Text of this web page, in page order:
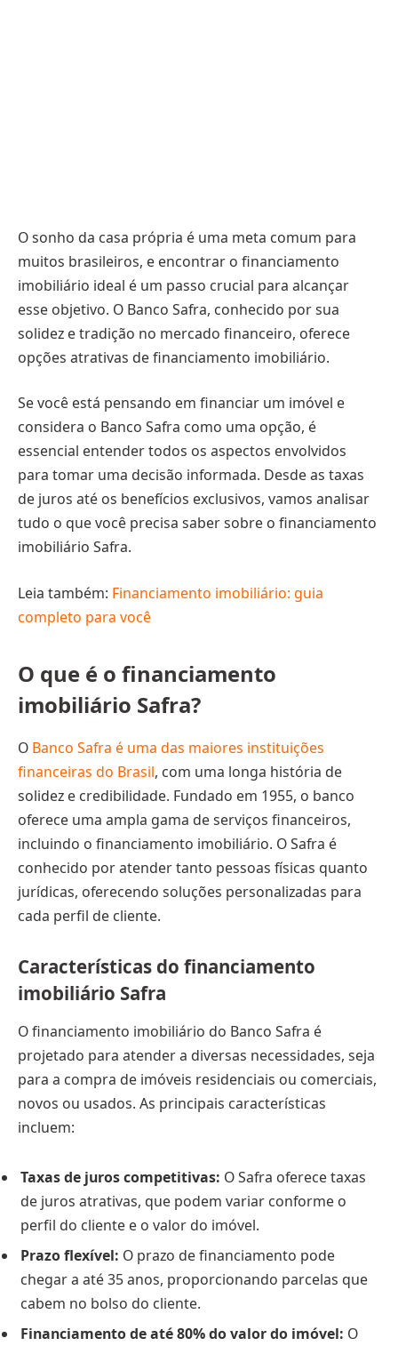
O sonho da casa própria é uma meta comum para
muitos brasileiros, e encontrar o financiamento
imobiliário ideal é um passo crucial para alcançar
esse objetivo. O Banco Safra, conhecido por sua
solidez e tradição no mercado financeiro, oferece
opções atrativas de financiamento imobiliário.
Se você está pensando em financiar um imóvel e
considera o Banco Safra como uma opção, é
essencial entender todos os aspectos envolvidos
para tomar uma decisão informada. Desde as taxas
de juros até os benefícios exclusivos, vamos analisar
tudo o que você precisa saber sobre o financiamento
imobiliário Safra.
Leia também: Financiamento imobiliário: guia
completo para você
O que é o financiamento
imobiliário Safra?
O Banco Safra é uma das maiores instituições
financeiras do Brasil, com uma longa história de
solidez e credibilidade. Fundado em 1955, o banco
oferece uma ampla gama de serviços financeiros,
incluindo o financiamento imobiliário. O Safra é
conhecido por atender tanto pessoas físicas quanto
jurídicas, oferecendo soluções personalizadas para
cada perfil de cliente.
Características do financiamento
imobiliário Safra
O financiamento imobiliário do Banco Safra é
projetado para atender a diversas necessidades, seja
para a compra de imóveis residenciais ou comerciais,
novos ou usados. As principais características
incluem:
Taxas de juros competitivas: O Safra oferece taxas
de juros atrativas, que podem variar conforme o
perfil do cliente e o valor do imóvel.
Prazo flexível: O prazo de financiamento pode
chegar a até 35 anos, proporcionando parcelas que
cabem no bolso do cliente.
Financiamento de até 80% do valor do imóvel: O